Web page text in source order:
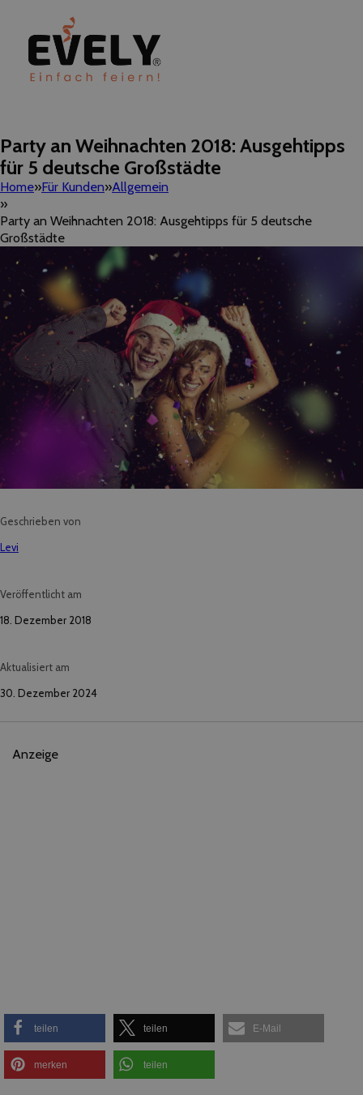
Party an Weihnachten 2018: Ausgehtipps
für 5 deutsche Großstädte
Home Für Kunden Allgemein
Party an Weihnachten 2018: Ausgehtipps für 5 deutsche
Großstädte
Geschrieben von
Levi
Veröffentlicht am
18. Dezember 2018
Aktualisiert am
30. Dezember 2024
Anzeige
teilen teilen E-Mail
merken teilen